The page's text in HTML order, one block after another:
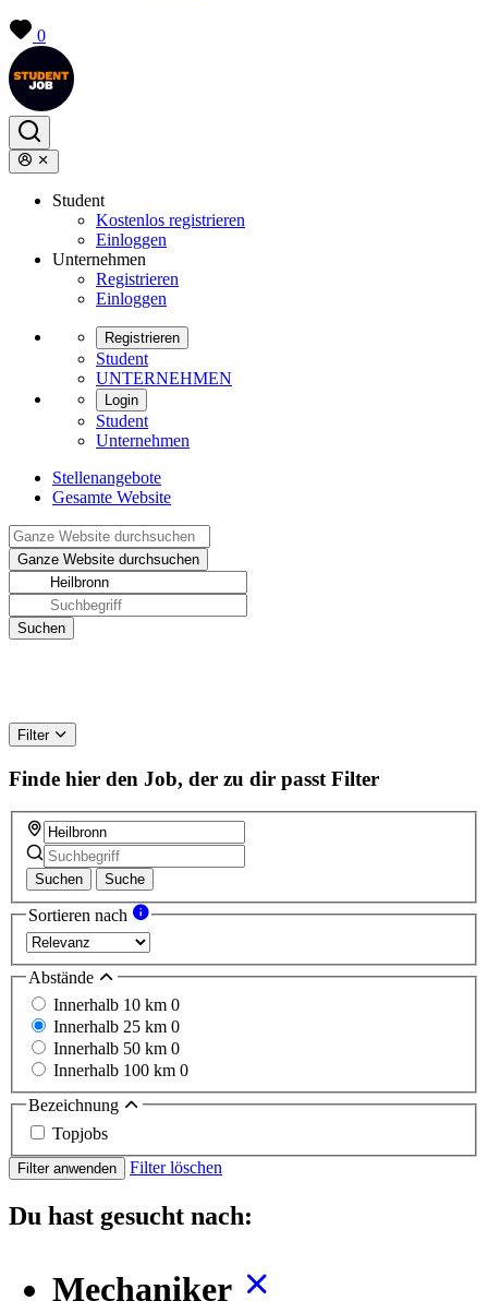
0
Student
Kostenlos registrieren
Einloggen
Unternehmen
Registrieren
Einloggen
Registrieren
Student
UNTERNEHMEN
Login
Student
Unternehmen
Stellenangebote
Gesamte Website
Filter
Finde hier den Job, der zu dir passt Filter
Suchen Suche
Sortieren nach
Abstände
Innerhalb 10 km 0
Innerhalb 25 km 0
Innerhalb 50 km 0
Innerhalb 100 km 0
Bezeichnung
Topjobs
Filter anwenden Filter löschen
Du hast gesucht nach:
Mechaniker